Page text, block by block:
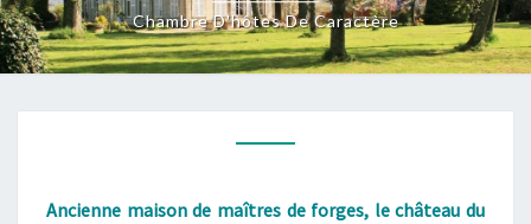
Chambre D'hôtes De Caractère
Ancienne maison de maîtres de forges, le château du